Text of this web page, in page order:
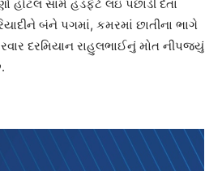
હોટલ સામે હડફેટે લઇ પછાડી દેતા
બંને પગમાં, કમરમાં છાતીના ભાગે
દરમિયાન રાહુલભાઈનું મોત નીપજ્યું